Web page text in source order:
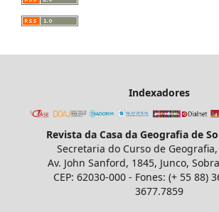
Indexadores
Revista da Casa da Geografia de
Secretaria do Curso de Geografia,
Av. John Sanford, 1845, Junco,
CEP: 62030-000 - Fones: (+ 55 88)
3677.7859